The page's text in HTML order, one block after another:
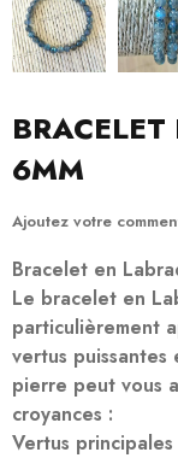
6MM
Ajoutez votre
Bracelet en
Le bracelet en
particulièrement
vertus
pierre peut vous
croyances :
Vertus